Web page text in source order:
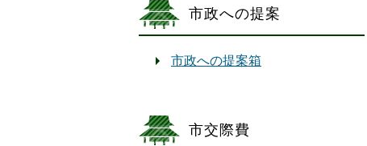
市政への提案
市政への提案箱
市交際費